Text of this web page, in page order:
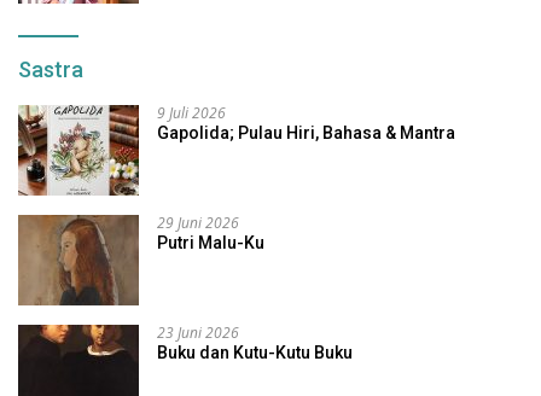
Sastra
9 Juli 2026
Gapolida; Pulau Hiri, Bahasa & Mantra
29 Juni 2026
Putri Malu-Ku
23 Juni 2026
Buku dan Kutu-Kutu Buku